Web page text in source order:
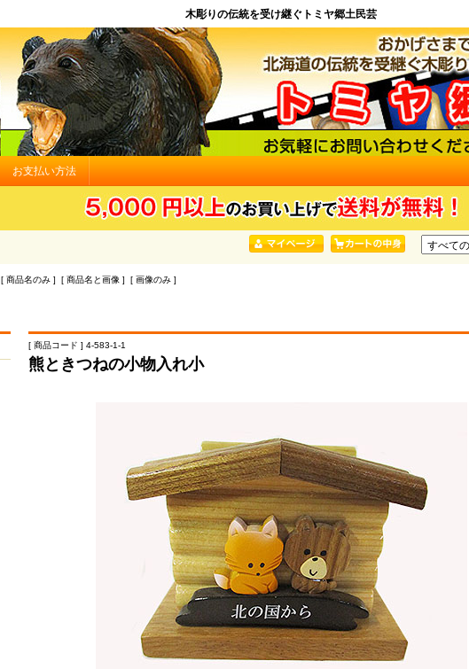
木彫りの伝統を受け継ぐトミヤ郷土民芸
お支払い方法
[ 商品名のみ ] [ 商品名と画像 ] [ 画像のみ ]
[ 商品コード ] 4-583-1-1
熊ときつねの小物入れ小